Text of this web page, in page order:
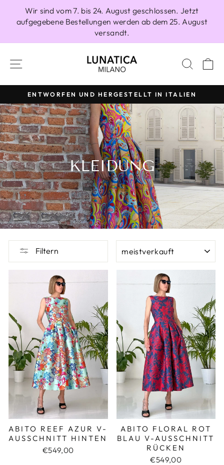
Inhalt
Wir sind vom 7. bis 24. August geschlossen. Jetzt
aufgegebene Bestellungen werden ab dem 25. August
versandt.
SEITENNAVIGATION
Pause
Diashow
ENTWORFEN UND HERGESTELLT IN ITALIEN
KLEIDUNG
Filtern
ABITO REEF AZUR V-
AUSSCHNITT HINTEN
€549,00
ABITO FLORAL ROT
BLAU V-AUSSCHNITT
RÜCKEN
€549,00